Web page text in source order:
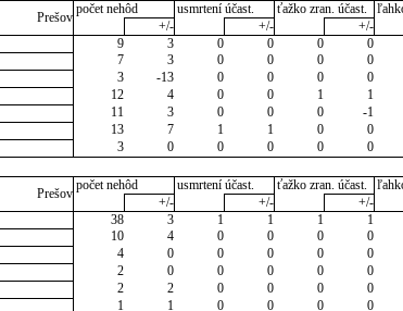
Prešov
počet nehôd usmrtení účast. ťažko zran. účast.
+/-
+/- +/-
9 3 0 0 0 0
7 3 0 0 0 0
3 -13 0 0 0 0
12 4 0 0 1 1
11 3 0 0 0 -1
13 7 1 1 0 0
3 0 0 0 0 0
Prešov
počet nehôd usmrtení účast. ťažko zran. účast.
+/-
+/- +/-
38 3 1 1 1 1
10 4 0 0 0 0
4 0 0 0 0 0
2 0 0 0 0 0
2 2 0 0 0 0
1 1 0 0 0 0